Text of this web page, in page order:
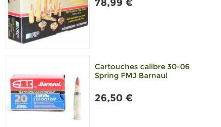
78,99 €
Cartouches calibre 30-06
Spring FMJ Barnaul
26,50 €